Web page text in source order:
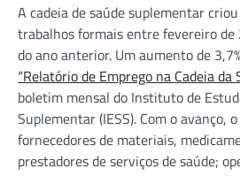
A cadeia de saúde suplementar
trabalhos formais entre fevereiro de
do ano anterior. Um aumento de
“Relatório de Emprego na Cadeia da
boletim mensal do Instituto de
Suplementar (IESS). Com o avanço,
fornecedores de materiais,
prestadores de serviços de saúde;